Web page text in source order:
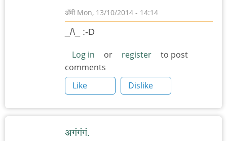
ॲमी Mon, 13/10/2014 - 14:14
_/\_ :-D
Log in or register
to post
comments
Like
Dislike
अगंगंगं.